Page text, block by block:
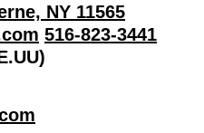
NY 11565
516-823-3441